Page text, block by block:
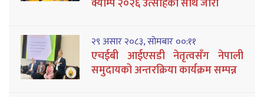
क्याम्प २०२६ उत्साहका साथ जारी
२९ असार २०८३, सोमबार ००:११
एचईबी आईएसडी नेतृत्वसँग नेपाली
समुदायको अन्तरक्रिया कार्यक्रम सम्पन्न